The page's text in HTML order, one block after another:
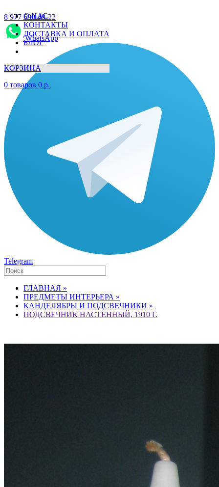
О НАС
КОНТАКТЫ
ДОСТАВКА И ОПЛАТА
БЛОГ
КОРЗИНА
0 товаров 0 р.
8 977 690-49-22
WhatsApp
Telegram
ГЛАВНАЯ »
ПРЕДМЕТЫ ИНТЕРЬЕРА »
КАНДЕЛЯБРЫ И ПОДСВЕЧНИКИ »
ПОДСВЕЧНИК НАСТЕННЫЙ, 1910 Г.